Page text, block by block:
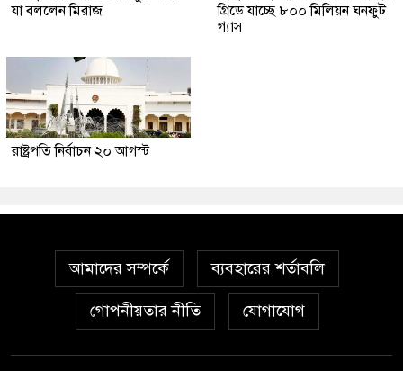
যা বললেন মিরাজ
গ্রিডে যাচ্ছে ৮০০ মিলিয়ন ঘনফুট
গ্যাস
রাষ্ট্রপতি নির্বাচন ২০ আগস্ট
আমাদের সম্পর্কে ব্যবহারের শর্তাবলি
গোপনীয়তার নীতি যোগাযোগ